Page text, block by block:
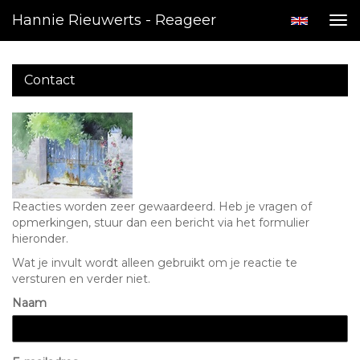
Hannie Rieuwerts - Reageer
Contact
Reacties worden zeer gewaardeerd. Heb je vragen of
opmerkingen, stuur dan een bericht via het formulier
hieronder.
Wat je invult wordt alleen gebruikt om je reactie te
versturen en verder niet.
Naam